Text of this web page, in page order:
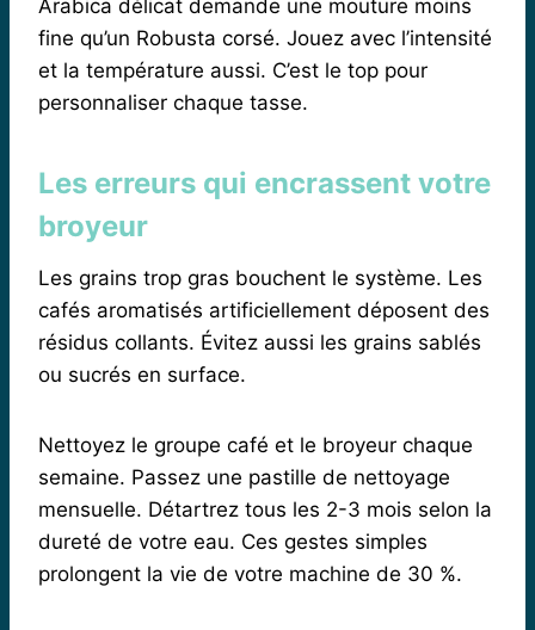
Arabica délicat demande une mouture moins
fine qu’un Robusta corsé. Jouez avec l’intensité
et la température aussi. C’est le top pour
personnaliser chaque tasse.
Les erreurs qui encrassent votre
broyeur
Les grains trop gras bouchent le système. Les
cafés aromatisés artificiellement déposent des
résidus collants. Évitez aussi les grains sablés
ou sucrés en surface.
Nettoyez le groupe café et le broyeur chaque
semaine. Passez une pastille de nettoyage
mensuelle. Détartrez tous les 2-3 mois selon la
dureté de votre eau. Ces gestes simples
prolongent la vie de votre machine de 30 %.